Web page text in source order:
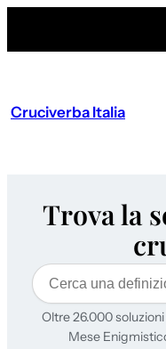
Cruciverba Italia
Trova la
Cerca
Oltre 26.000
Mese